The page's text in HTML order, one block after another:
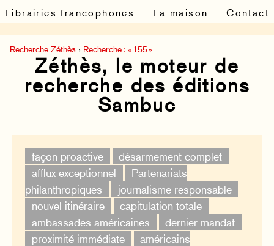
Librairies francophones
La maison Contact
Recherche Zéthès › Recherche : « 155 »
Zéthès, le moteur de
recherche des éditions
Sambuc
façon proactive
désarmement complet
afflux exceptionnel
Partenariats
philanthropiques
journalisme responsable
nouvel itinéraire
capitulation totale
ambassades américaines
dernier mandat
proximité immédiate
américains